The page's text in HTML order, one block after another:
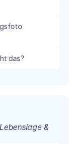
das?
&